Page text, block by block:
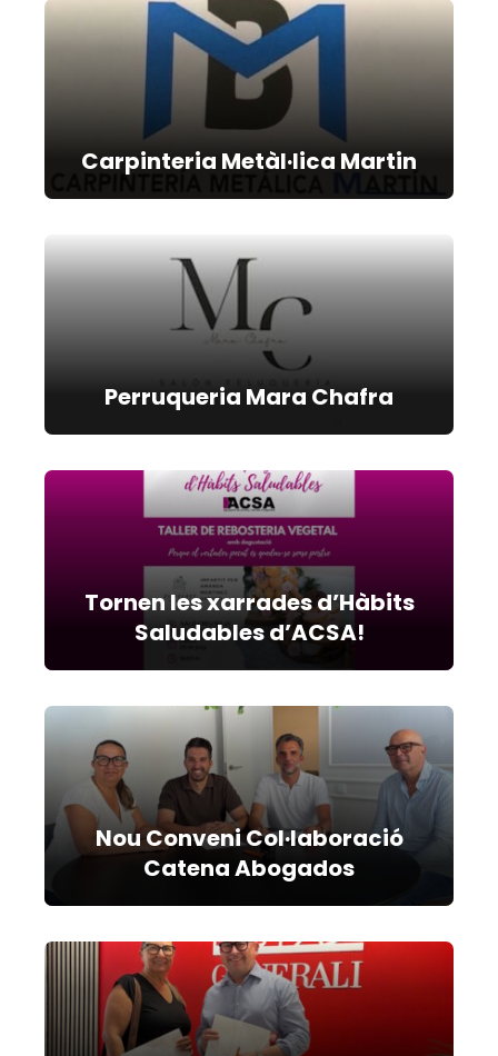
Carpinteria Metàl·lica Martin
Perruqueria Mara Chafra
Tornen les xarrades d’Hàbits
Saludables d’ACSA!
Nou Conveni Col·laboració
Catena Abogados